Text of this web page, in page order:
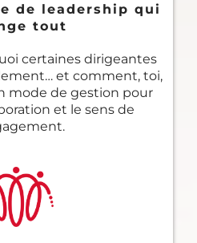
de leadership qui
tout
certaines dirigeantes
et comment, toi,
mode de gestion pour
et le sens de